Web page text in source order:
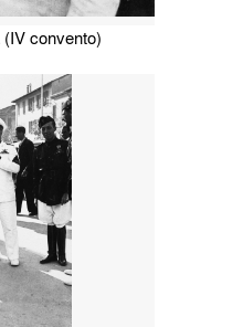
convento)